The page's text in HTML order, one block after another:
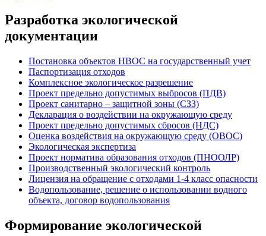
Разработка экологической
документации
Постановка объектов НВОС на государственный учет
Паспортизация отходов
Комплексное экологическое разрешение
Проект предельно допустимых выбросов (ПДВ)
Проект санитарно – защитной зоны (СЗЗ)
Декларация о воздействии на окружающую среду
Проект предельно допустимых сбросов (НДС)
Оценка воздействия на окружающую среду (ОВОС)
Экологическая экспертиза
Проект норматива образования отходов (ПНООЛР)
Производственный экологический контроль
Лицензия на обращение с отходами 1-4 класс опасности
Водопользование, решение о использовании водного
объекта, договор водопользования
Формирование экологической